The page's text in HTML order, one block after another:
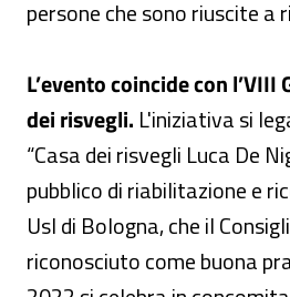
persone che sono riuscite a
L’evento coincide con
dei risvegli. L'iniziativa si
“Casa dei risvegli Luca De
pubblico di riabilitazione e
Usl di Bologna, che il
riconosciuto come buona